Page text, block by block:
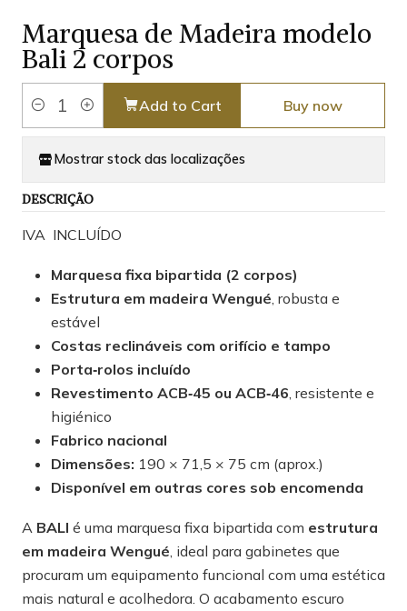
Marquesa de Madeira modelo
Bali 2 corpos
Quantity
Add to Cart Buy now
Mostrar stock das localizações
DESCRIÇÃO
IVA INCLUÍDO
Marquesa fixa bipartida (2 corpos)
Estrutura em madeira Wengué , robusta e
estável
Costas reclináveis com orifício e tampo
Porta‑rolos incluído
Revestimento ACB‑45 ou ACB‑46 , resistente e
higiénico
Fabrico nacional
Dimensões: 190 × 71,5 × 75 cm (aprox.)
Disponível em outras cores sob encomenda
A BALI é uma marquesa fixa bipartida com estrutura
em madeira Wengué , ideal para gabinetes que
procuram um equipamento funcional com uma estética
mais natural e acolhedora. O acabamento escuro